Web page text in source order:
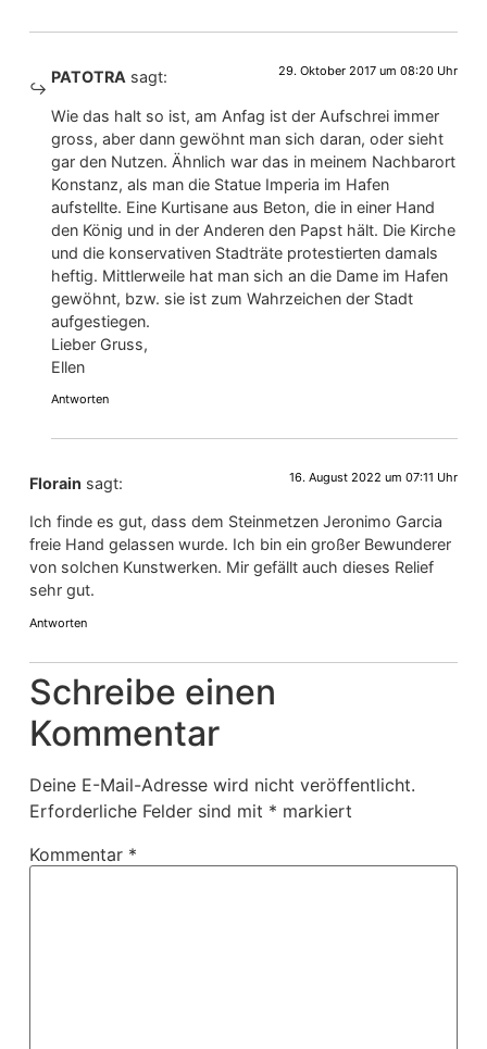
PATOTRA sagt: 29. Oktober 2017 um 08:20 Uhr
Wie das halt so ist, am Anfag ist der Aufschrei immer
gross, aber dann gewöhnt man sich daran, oder sieht
gar den Nutzen. Ähnlich war das in meinem Nachbarort
Konstanz, als man die Statue Imperia im Hafen
aufstellte. Eine Kurtisane aus Beton, die in einer Hand
den König und in der Anderen den Papst hält. Die Kirche
und die konservativen Stadträte protestierten damals
heftig. Mittlerweile hat man sich an die Dame im Hafen
gewöhnt, bzw. sie ist zum Wahrzeichen der Stadt
aufgestiegen.
Lieber Gruss,
Ellen
Antworten
Florain sagt: 16. August 2022 um 07:11 Uhr
Ich finde es gut, dass dem Steinmetzen Jeronimo Garcia
freie Hand gelassen wurde. Ich bin ein großer Bewunderer
von solchen Kunstwerken. Mir gefällt auch dieses Relief
sehr gut.
Antworten
Schreibe einen
Kommentar
Deine E-Mail-Adresse wird nicht veröffentlicht.
Erforderliche Felder sind mit * markiert
Kommentar *